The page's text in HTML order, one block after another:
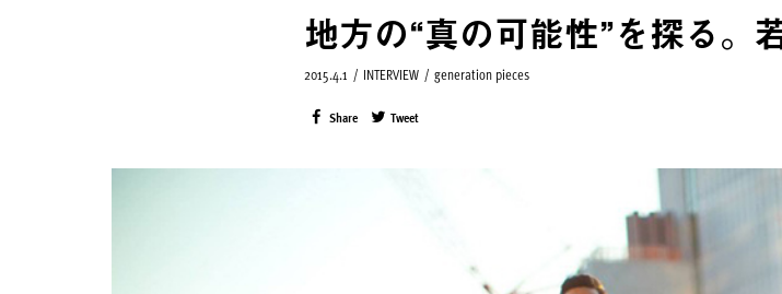
地方の“真の可能性”を探る。
2015.4.1 / INTERVIEW / generation pieces
Share Tweet